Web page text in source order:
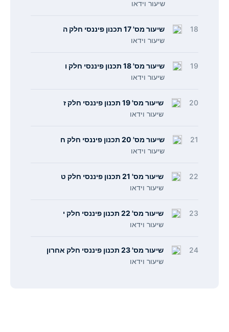
שיעור וידאו
18
שיעור מס' 17 תכנון פיננסי חלק ה
שיעור וידאו
19
שיעור מס' 18 תכנון פיננסי חלק ו
שיעור וידאו
20
שיעור מס' 19 תכנון פיננסי חלק ז
שיעור וידאו
21
שיעור מס' 20 תכנון פיננסי חלק ח
שיעור וידאו
22
שיעור מס' 21 תכנון פיננסי חלק ט
שיעור וידאו
23
שיעור מס' 22 תכנון פיננסי חלק י
שיעור וידאו
24
שיעור מס' 23 תכנון פיננסי חלק אחרון
שיעור וידאו